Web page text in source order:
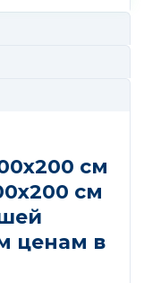
см
см
ценам в